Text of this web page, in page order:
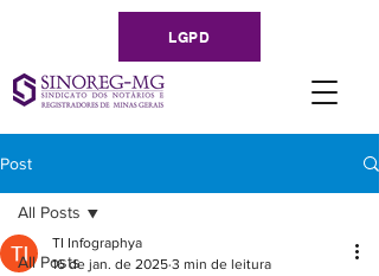
LGPD
Post
All Posts
All Posts
TI Infographya
16 de jan. de 2025 3 min de leitura